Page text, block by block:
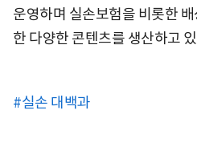
운영하며 실손보험을 비롯한
한 다양한 콘텐츠를 생산하고
#실손 대백과